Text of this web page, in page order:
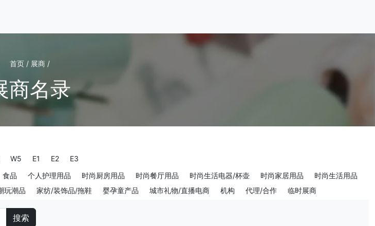
首页 / 展商 /
商名录
W5 E1 E2 E3
食品 个人护理用品 时尚厨房用品 时尚餐厅用品 时尚生活电器/杯壶 时尚家居用品
时尚生活用品
玩潮品 家纺/装饰品/拖鞋 婴孕童产品 城市礼物/直播电商 机构 代理/合作 临时展商
搜索